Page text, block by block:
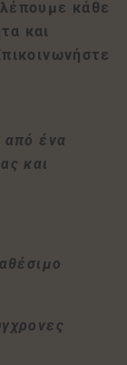
κάθε
και
από ένα
και